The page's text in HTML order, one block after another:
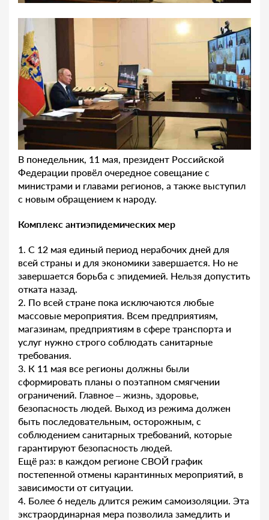
В понедельник, 11 мая, президент Российской
Федерации провёл очередное совещание с
министрами и главами регионов, а также выступил
с новым обращением к народу.
Комплекс антиэпидемических мер
1. С 12 мая единый период нерабочих дней для
всей страны и для экономики завершается. Но не
завершается борьба с эпидемией. Нельзя допустить
отката назад.
2. По всей стране пока исключаются любые
массовые мероприятия. Всем предприятиям,
магазинам, предприятиям в сфере транспорта и
услуг нужно строго соблюдать санитарные
требования.
3. К 11 мая все регионы должны были
сформировать планы о поэтапном смягчении
ограничений. Главное – жизнь, здоровье,
безопасность людей. Выход из режима должен
быть последовательным, осторожным, с
соблюдением санитарных требований, которые
гарантируют безопасность людей.
Ещё раз: в каждом регионе СВОЙ график
постепенной отмены карантинных мероприятий, в
зависимости от ситуации.
4. Более 6 недель длится режим самоизоляции. Эта
экстраординарная мера позволила замедлить и